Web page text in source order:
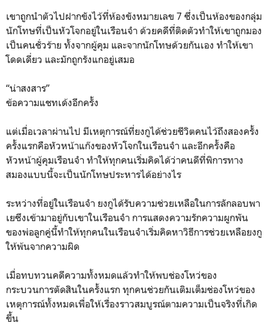
เขาถูกนำตัวไปฝากขังไว้ที่ห้องขังหมายเลข 7 ซึ่งเป็นห้องของกลุ่ม
นักโทษที่เป็นหัวโจกอยู่ในเรือนจำ ด้วยคดีที่ติดตัวทำให้เขาถูกมอง
เป็นคนชั่วร้าย ทั้งจากผู้คุม และจากนักโทษด้วยกันเอง ทำให้เขา
โดดเดี่ยว และมักถูกรังแกอยู่เสมอ
“น่าสงสาร”
ข้อความแชทเด้งอีกครั้ง
แต่เมื่อเวลาผ่านไป มีเหตุการณ์ที่ยงกูได้ช่วยชีวิตคนไว้ถึงสองครั้ง
ครั้งแรกคือหัวหน้าแก๊งของหัวโจกในเรือนจำ และอีกครั้งคือ
หัวหน้าผู้คุมเรือนจำ ทำให้ทุกคนเริ่มคิดได้ว่าคนดีที่พิการทาง
สมองแบบนี้จะเป็นนักโทษประหารได้อย่างไร
ระหว่างที่อยู่ในเรือนจำ ยงกูได้รับความช่วยเหลือในการลักลอบพา
เยซึงเข้ามาอยู่กับเขาในเรือนจำ การแสดงความรักความผูกพัน
ของพ่อลูกคู่นี้ทำให้ทุกคนในเรือนจำเริ่มคิดหาวิธีการช่วยเหลือยงกู
ให้พ้นจากความผิด
เมื่อทบทวนคดีความทั้งหมดแล้วทำให้พบช่องโหว่ของ
กระบวนการตัดสินในครั้งแรก ทุกคนช่วยกันเติมเต็มช่องโหว่ของ
เหตุการณ์ทั้งหมดเพื่อให้เรื่องราวสมบูรณ์ตามความเป็นจริงที่เกิด
ขึ้น